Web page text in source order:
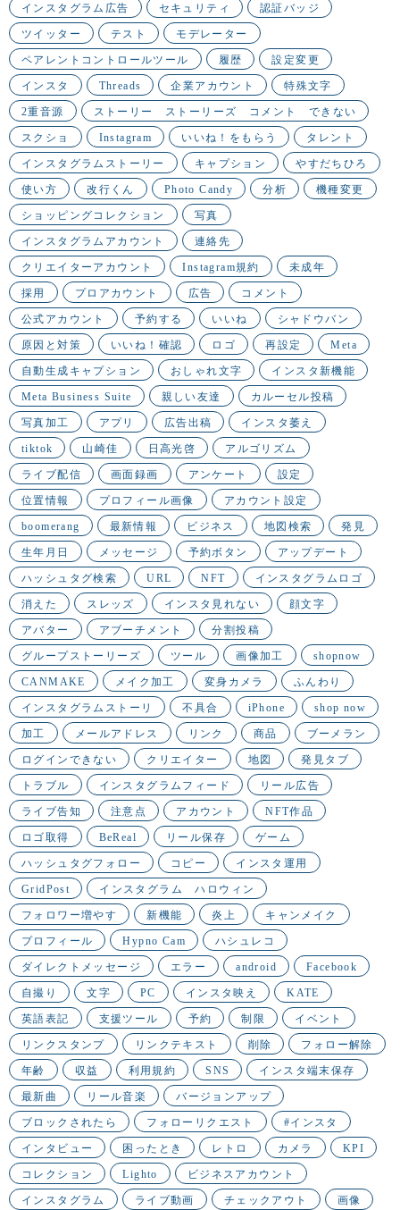
インスタグラム広告 セキュリティ 認証バッジ
ツイッター テスト モデレーター
ペアレントコントロールツール 履歴 設定変更
インスタ Threads 企業アカウント 特殊文字
2重音源 ストーリー ストーリーズ コメント できない
スクショ Instagram いいね！をもらう タレント
インスタグラムストーリー キャプション やすだちひろ
使い方 改行くん Photo Candy 分析 機種変更
ショッピングコレクション 写真
インスタグラムアカウント 連絡先
クリエイターアカウント Instagram規約 未成年
採用 プロアカウント 広告 コメント
公式アカウント 予約する いいね シャドウバン
原因と対策 いいね！確認 ロゴ 再設定 Meta
自動生成キャプション おしゃれ文字 インスタ新機能
Meta Business Suite 親しい友達 カルーセル投稿
写真加工 アプリ 広告出稿 インスタ萎え
tiktok 山崎佳 日高光啓 アルゴリズム
ライブ配信 画面録画 アンケート 設定
位置情報 プロフィール画像 アカウント設定
boomerang 最新情報 ビジネス 地図検索 発見
生年月日 メッセージ 予約ボタン アップデート
ハッシュタグ検索 URL NFT インスタグラムロゴ
消えた スレッズ インスタ見れない 顔文字
アバター アブーチメント 分割投稿
グループストーリーズ ツール 画像加工 shopnow
CANMAKE メイク加工 変身カメラ ふんわり
インスタグラムストーリ 不具合 iPhone shop now
加工 メールアドレス リンク 商品 ブーメラン
ログインできない クリエイター 地図 発見タブ
トラブル インスタグラムフィード リール広告
ライブ告知 注意点 アカウント NFT作品
ロゴ取得 BeReal リール保存 ゲーム
ハッシュタグフォロー コピー インスタ運用
GridPost インスタグラム ハロウィン
フォロワー増やす 新機能 炎上 キャンメイク
プロフィール Hypno Cam ハシュレコ
ダイレクトメッセージ エラー android Facebook
自撮り 文字 PC インスタ映え KATE
英語表記 支援ツール 予約 制限 イベント
リンクスタンプ リンクテキスト 削除 フォロー解除
年齢 収益 利用規約 SNS インスタ端末保存
最新曲 リール音楽 バージョンアップ
ブロックされたら フォローリクエスト #インスタ
インタビュー 困ったとき レトロ カメラ KPI
コレクション Lighto ビジネスアカウント
インスタグラム ライブ動画 チェックアウト 画像